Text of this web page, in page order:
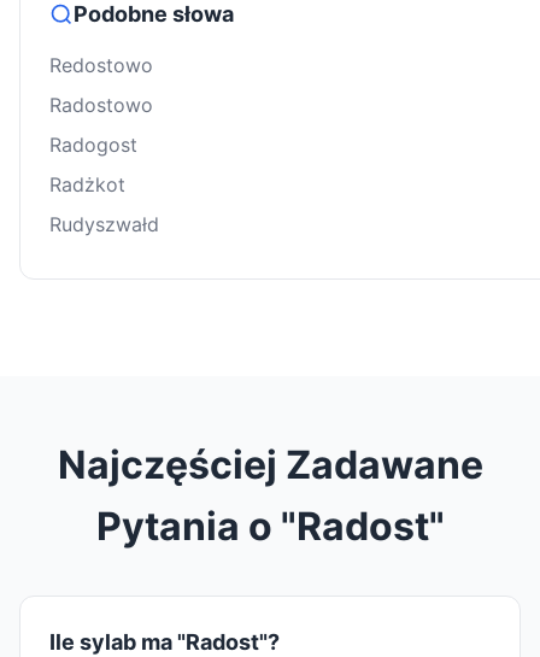
Podobne słowa
Redostowo
Radostowo
Radogost
Radżkot
Rudyszwałd
Najczęściej Zadawane
Pytania o "Radost"
Ile sylab ma "Radost"?